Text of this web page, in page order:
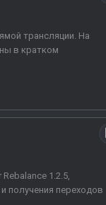
трансляции. На
в кратком
1.2.5,
получения переходов